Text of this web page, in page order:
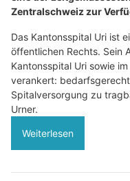
Zentralschweiz zur
Das Kantonsspital Uri ist
öffentlichen Rechts. Sein
Kantonsspital Uri sowie
verankert:
Spitalversorgung zu
Urner.
Weiterlesen